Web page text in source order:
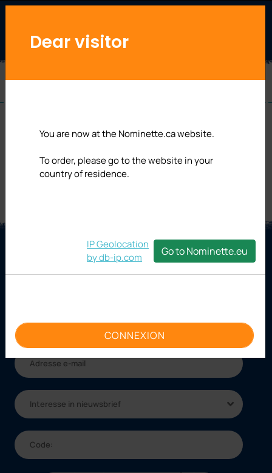
Veuillez vous connecter d’abord pour voir la vue
d'ensemble de vos commandes.
Inscrivez-vous à notre newsletter
Interesse in nieuwsbrief
Connexion
Mot de passe: *
* Champs obligatoires
Vous avez oublié votre mot de passe?
CONNEXION
Dear visitor
You are now at the Nominette.ca website.
To order, please go to the website in your
country of residence.
IP Geolocation
by db-ip.com
Go to Nominette.eu